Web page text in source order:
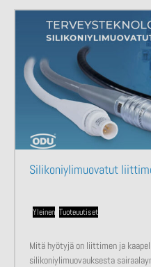
Silikoniylimuovatut
Yleinen Tuoteuutiset
Mitä hyötyjä on liittimen ja
silikoniylimuovauksesta